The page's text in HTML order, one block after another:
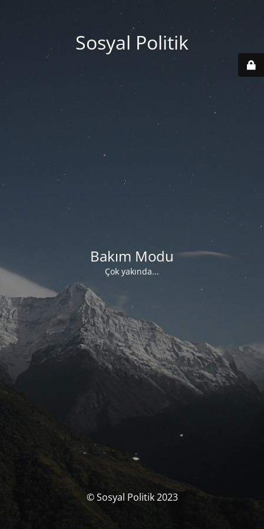
Sosyal Politik
Bakım Modu
Çok yakında...
© Sosyal Politik 2023